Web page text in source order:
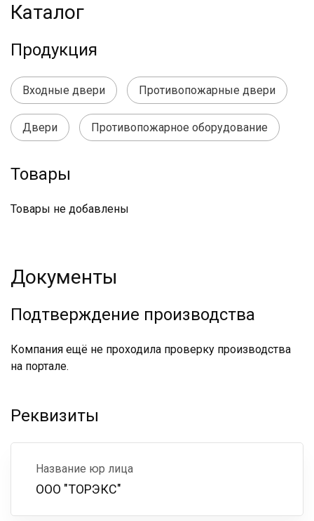
Каталог
Продукция
Входные двери Противопожарные двери
Двери Противопожарное оборудование
Товары
Товары не добавлены
Документы
Подтверждение производства
Компания ещё не проходила проверку производства
на портале.
Реквизиты
Название юр лица
ООО "ТОРЭКС"